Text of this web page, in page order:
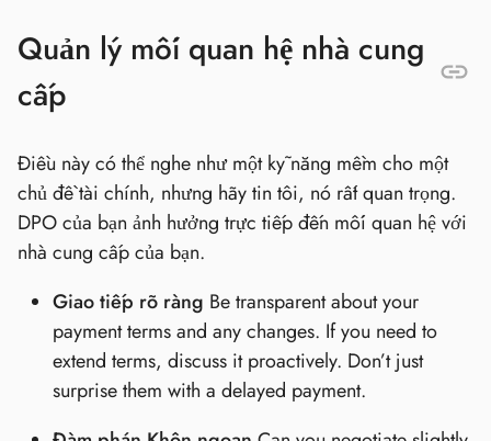
Quản lý mối quan hệ nhà cung
cấp
Điều này có thể nghe như một kỹ năng mềm cho một
chủ đề tài chính, nhưng hãy tin tôi, nó rất quan trọng.
DPO của bạn ảnh hưởng trực tiếp đến mối quan hệ với
nhà cung cấp của bạn.
Giao tiếp rõ ràng Be transparent about your
payment terms and any changes. If you need to
extend terms, discuss it proactively. Don’t just
surprise them with a delayed payment.